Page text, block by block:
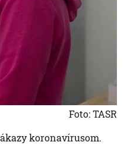
Foto: TASR
koronavírusom.